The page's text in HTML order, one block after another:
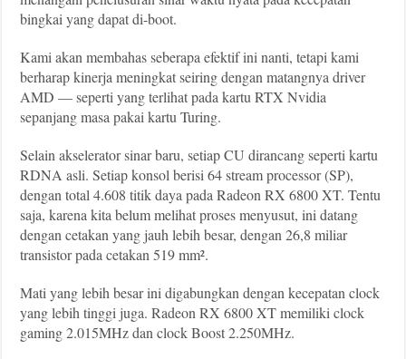
bingkai yang dapat di-boot.
Kami akan membahas seberapa efektif ini nanti, tetapi kami
berharap kinerja meningkat seiring dengan matangnya driver
AMD — seperti yang terlihat pada kartu RTX Nvidia
sepanjang masa pakai kartu Turing.
Selain akselerator sinar baru, setiap CU dirancang seperti kartu
RDNA asli. Setiap konsol berisi 64 stream processor (SP),
dengan total 4.608 titik daya pada Radeon RX 6800 XT. Tentu
saja, karena kita belum melihat proses menyusut, ini datang
dengan cetakan yang jauh lebih besar, dengan 26,8 miliar
transistor pada cetakan 519 mm².
Mati yang lebih besar ini digabungkan dengan kecepatan clock
yang lebih tinggi juga. Radeon RX 6800 XT memiliki clock
gaming 2.015MHz dan clock Boost 2.250MHz.